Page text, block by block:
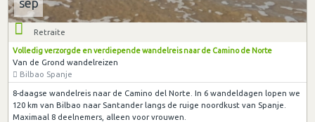
sep
Retraite
Volledig verzorgde en verdiepende wandelreis naar de Camino de Norte
Van de Grond wandelreizen
Bilbao Spanje
8-daagse wandelreis naar de Camino del Norte. In 6 wandeldagen lopen we
120 km van Bilbao naar Santander langs de ruige noordkust van Spanje.
Maximaal 8 deelnemers, alleen voor vrouwen.